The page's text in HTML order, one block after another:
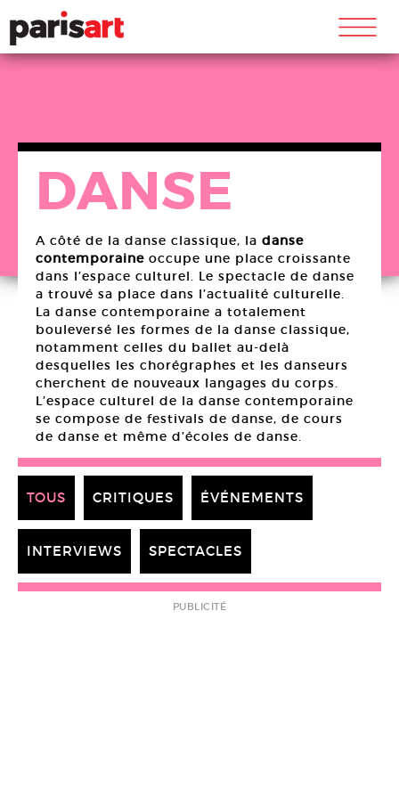
m
DANSE
A côté de la danse classique, la danse
contemporaine occupe une place croissante
dans l’espace culturel. Le spectacle de danse
a trouvé sa place dans l’actualité culturelle.
La danse contemporaine a totalement
bouleversé les formes de la danse classique,
notamment celles du ballet au-delà
desquelles les chorégraphes et les danseurs
cherchent de nouveaux langages du corps.
L’espace culturel de la danse contemporaine
se compose de festivals de danse, de cours
de danse et même d’écoles de danse.
TOUS CRITIQUES ÉVÉNEMENTS
INTERVIEWS SPECTACLES
PUBLICITÉ